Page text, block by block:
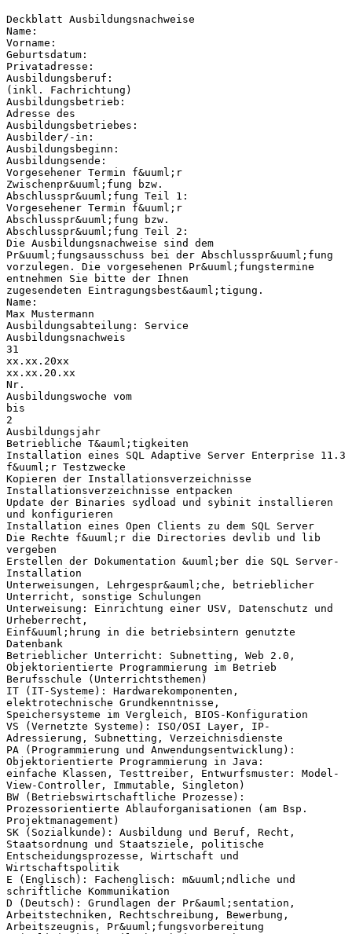
Deckblatt Ausbildungsnachweise
Name:
Vorname:
Geburtsdatum:
Privatadresse:
Ausbildungsberuf:
(inkl. Fachrichtung)
Ausbildungsbetrieb:
Adresse des
Ausbildungsbetriebes:
Ausbilder/-in:
Ausbildungsbeginn:
Ausbildungsende:
Vorgesehener Termin f&uuml;r
Zwischenpr&uuml;fung bzw.
Abschlusspr&uuml;fung Teil 1:
Vorgesehener Termin f&uuml;r
Abschlusspr&uuml;fung bzw.
Abschlusspr&uuml;fung Teil 2:
Die Ausbildungsnachweise sind dem
Pr&uuml;fungsausschuss bei der Abschlusspr&uuml;fung
vorzulegen. Die vorgesehenen Pr&uuml;fungstermine
entnehmen Sie bitte der Ihnen
zugesendeten Eintragungsbest&auml;tigung.
Name:
Max Mustermann
Ausbildungsabteilung: Service
Ausbildungsnachweis
31
xx.xx.20xx
xx.xx.20.xx
Nr.
Ausbildungswoche vom
bis
2
Ausbildungsjahr
Betriebliche T&auml;tigkeiten
Installation eines SQL Adaptive Server Enterprise 11.3
f&uuml;r Testzwecke
Kopieren der Installationsverzeichnisse
Installationsverzeichnisse entpacken
Update der Binaries sydload und sybinit installieren
und konfigurieren
Installation eines Open Clients zu dem SQL Server
Die Rechte f&uuml;r die Directories devlib und lib
vergeben
Erstellen der Dokumentation &uuml;ber die SQL Server-
Installation
Unterweisungen, Lehrgespr&auml;che, betrieblicher
Unterricht, sonstige Schulungen
Unterweisung: Einrichtung einer USV, Datenschutz und
Urheberrecht,
Einf&uuml;hrung in die betriebsintern genutzte
Datenbank
Betrieblicher Unterricht: Subnetting, Web 2.0,
Objektorientierte Programmierung im Betrieb
Berufsschule (Unterrichtsthemen)
IT (IT-Systeme): Hardwarekomponenten,
elektrotechnische Grundkenntnisse,
Speichersysteme im Vergleich, BIOS-Konfiguration
VS (Vernetzte Systeme): ISO/OSI Layer, IP-
Adressierung, Subnetting, Verzeichnisdienste
PA (Programmierung und Anwendungsentwicklung):
Objektorientierte Programmierung in Java:
einfache Klassen, Testtreiber, Entwurfsmuster: Model-
View-Controller, Immutable, Singleton)
BW (Betriebswirtschaftliche Prozesse):
Prozessorientierte Ablauforganisationen (am Bsp.
Projektmanagement)
SK (Sozialkunde): Ausbildung und Beruf, Recht,
Staatsordnung und Staatsziele, politische
Entscheidungsprozesse, Wirtschaft und
Wirtschaftspolitik
E (Englisch): Fachenglisch: m&uuml;ndliche und
schriftliche Kommunikation
D (Deutsch): Grundlagen der Pr&auml;sentation,
Arbeitstechniken, Rechtschreibung, Bewerbung,
Arbeitszeugnis, Pr&uuml;fungsvorbereitung